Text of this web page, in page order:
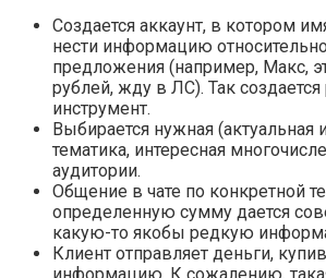
Создается аккаунт, в котором
нести информацию
предложения (например, Макс,
рублей, жду в ЛС). Так создается
инструмент.
Выбирается нужная (актуальная
тематика, интересная
аудитории.
Общение в чате по конкретной
определенную сумму дается
какую-то якобы редкую
Клиент отправляет деньги,